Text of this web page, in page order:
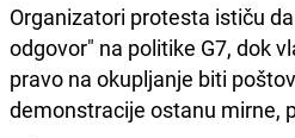
Organizatori protesta ističu
odgovor" na politike G7, dok
pravo na okupljanje biti
demonstracije ostanu mirne,